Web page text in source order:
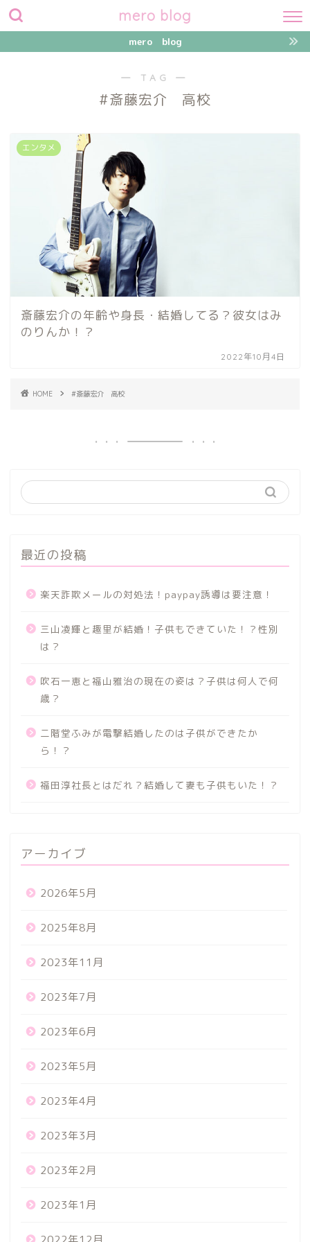
mero blog
mero blog
― TAG ―
#斎藤宏介 高校
エンタメ
斎藤宏介の年齢や身長・結婚してる？彼女はみ
のりんか！？
2022年10月4日
HOME #斎藤宏介 高校
最近の投稿
楽天詐欺メールの対処法！paypay誘導は要注意！
三山凌輝と趣里が結婚！子供もできていた！？性別
は？
吹石一恵と福山雅治の現在の姿は？子供は何人で何
歳？
二階堂ふみが電撃結婚したのは子供ができたか
ら！？
福田淳社長とはだれ？結婚して妻も子供もいた！？
アーカイブ
2026年5月
2025年8月
2023年11月
2023年7月
2023年6月
2023年5月
2023年4月
2023年3月
2023年2月
2023年1月